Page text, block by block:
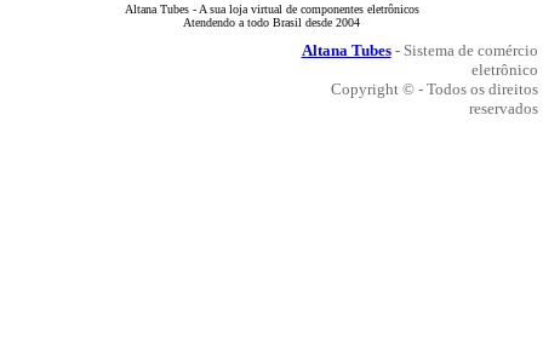
Altana Tubes - A sua loja virtual de componentes eletrônicos
Atendendo a todo Brasil desde 2004
Altana Tubes- Sistema de comércio
eletrônico
Copyright © - Todos os direitos
reservados